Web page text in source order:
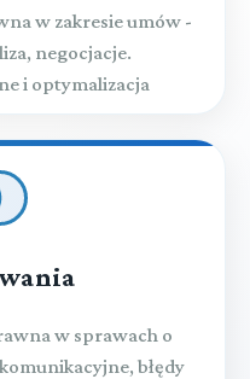
w zakresie umów -
negocjacje.
i optymalizacja
w sprawach o
błędy